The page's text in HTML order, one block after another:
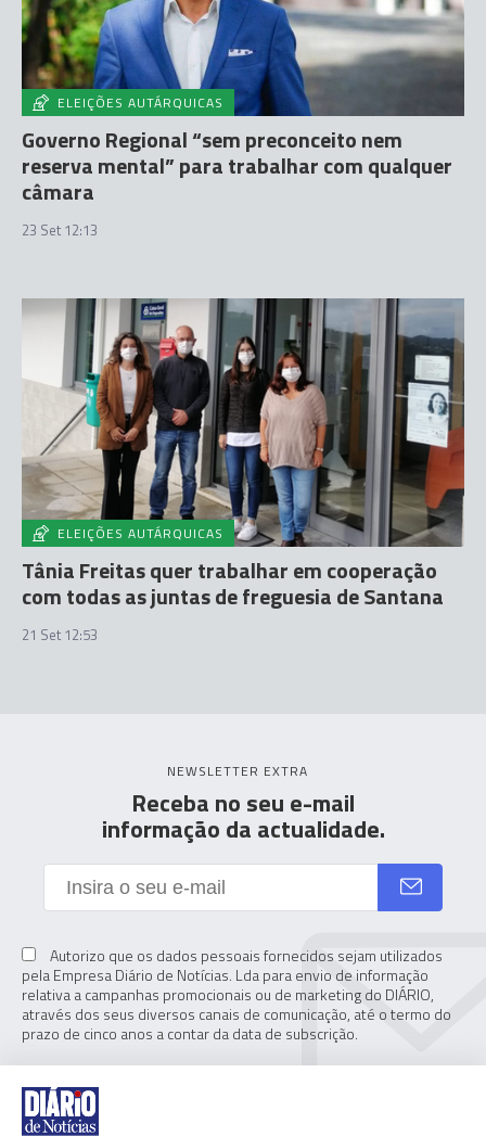
ELEIÇÕES AUTÁRQUICAS
Governo Regional “sem preconceito nem
reserva mental” para trabalhar com qualquer
câmara
23 Set 12:13
ELEIÇÕES AUTÁRQUICAS
Tânia Freitas quer trabalhar em cooperação
com todas as juntas de freguesia de Santana
21 Set 12:53
NEWSLETTER EXTRA
Receba no seu e-mail
informação da actualidade.
Autorizo que os dados pessoais fornecidos sejam utilizados
pela Empresa Diário de Notícias. Lda para envio de informação
relativa a campanhas promocionais ou de marketing do DIÁRIO,
através dos seus diversos canais de comunicação, até o termo do
prazo de cinco anos a contar da data de subscrição.